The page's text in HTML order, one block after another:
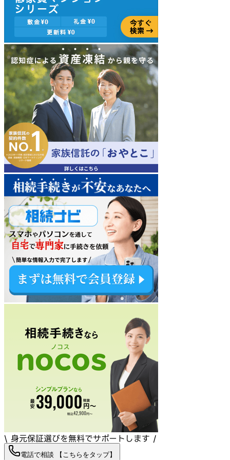
\ 身元保証選びを無料でサポートします /
電話で相談 【こちらをタップ】